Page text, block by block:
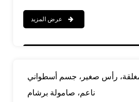
مغلقة، رأس صغير، جسم أسطواني
ناعم، صامولة برشام